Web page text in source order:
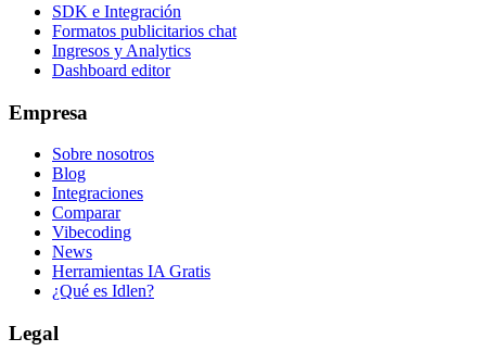
SDK e Integración
Formatos publicitarios chat
Ingresos y Analytics
Dashboard editor
Empresa
Sobre nosotros
Blog
Integraciones
Comparar
Vibecoding
News
Herramientas IA Gratis
¿Qué es Idlen?
Legal